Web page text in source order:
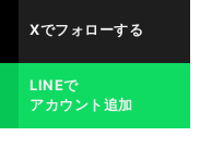
Xでフォローする
LINEで
アカウント追加